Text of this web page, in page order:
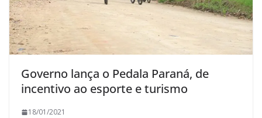
Governo lança o Pedala Paraná, de
incentivo ao esporte e turismo
18/01/2021